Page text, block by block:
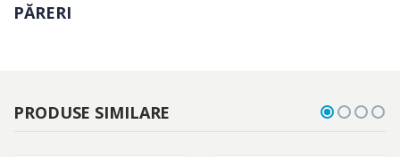
PĂRERI
PRODUSE SIMILARE